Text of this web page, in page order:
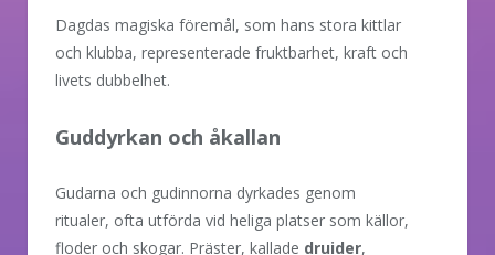
Dagdas magiska föremål, som hans stora kittlar
och klubba, representerade fruktbarhet, kraft och
livets dubbelhet.
Guddyrkan och åkallan
Gudarna och gudinnorna dyrkades genom
ritualer, ofta utförda vid heliga platser som källor,
floder och skogar. Präster, kallade druider,